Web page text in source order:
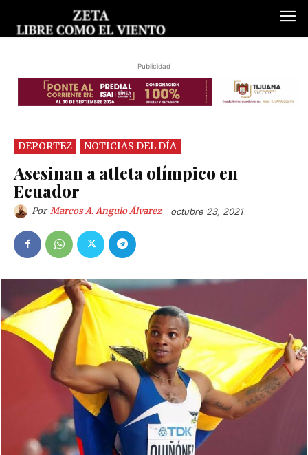
Publicidad
DEPORTEZ NOTICIAS DEL DÍA
Asesinan a atleta olímpico en
Ecuador
Por Marcos A. Angulo Álvarez octubre 23, 2021